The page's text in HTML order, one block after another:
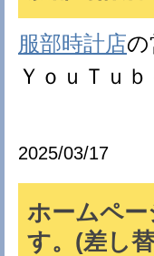
服部時計店
ＹｏｕＴｕ
2025/03/17
ホームペ
す。(差し